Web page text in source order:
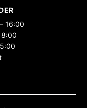
16:00